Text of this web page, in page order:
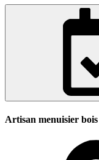
Artisan menuisier